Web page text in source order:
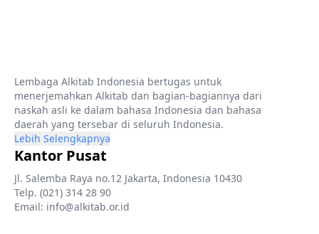
Lembaga Alkitab Indonesia bertugas untuk
menerjemahkan Alkitab dan bagian-bagiannya dari
naskah asli ke dalam bahasa Indonesia dan bahasa
daerah yang tersebar di seluruh Indonesia.
Lebih Selengkapnya
Kantor Pusat
Jl. Salemba Raya no.12 Jakarta, Indonesia 10430
Telp. (021) 314 28 90
Email: info@alkitab.or.id